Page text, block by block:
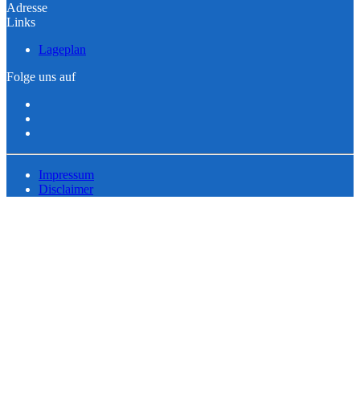
Adresse
Links
Lageplan
Folge uns auf
Impressum
Disclaimer